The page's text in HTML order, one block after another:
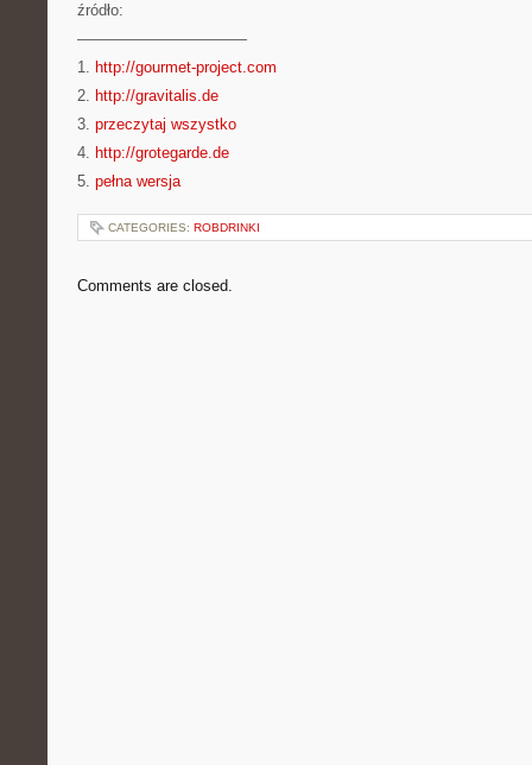
źródło:
———————————
1. http://gourmet-project.com
2. http://gravitalis.de
3. przeczytaj wszystko
4. http://grotegarde.de
5. pełna wersja
CATEGORIES: ROBDRINKI
Comments are closed.